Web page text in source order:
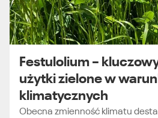
Festulolium –
użytki zielone w
klimatycznych
Obecna zmienność klimatu